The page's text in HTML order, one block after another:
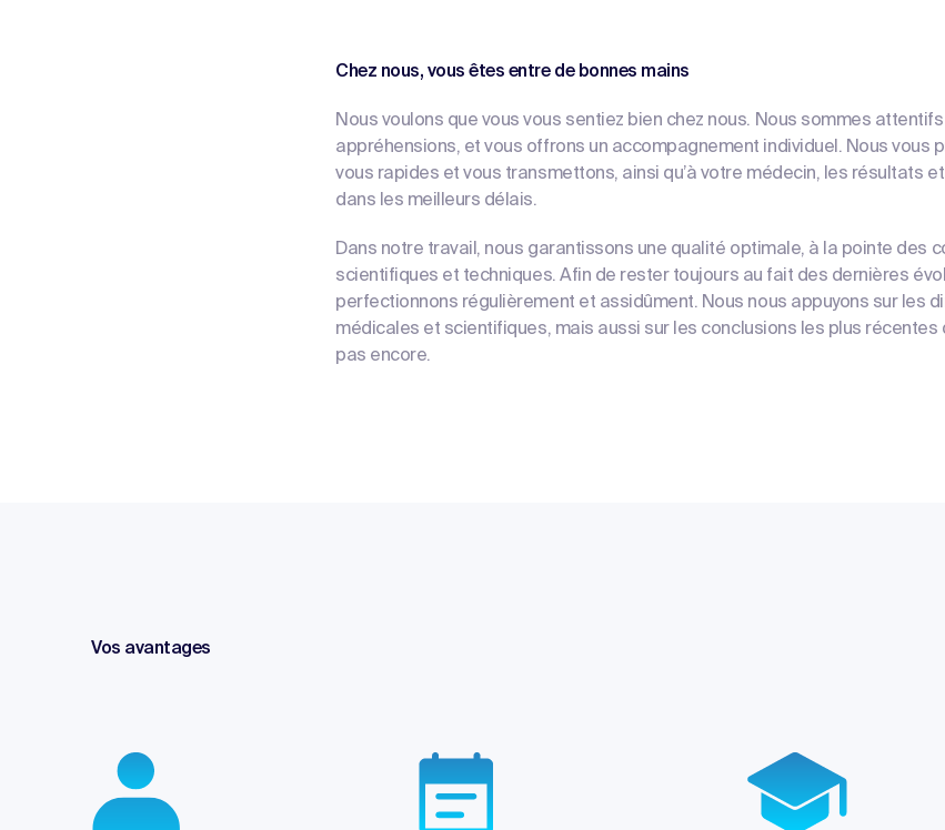
Chez nous, vous êtes entre de bonnes mains
Nous voulons que vous vous sentiez bien chez nous. Nous sommes
appréhensions, et vous offrons un accompagnement individuel. Nous vous
vous rapides et vous transmettons, ainsi qu’à votre médecin, les résultats
dans les meilleurs délais.
Dans notre travail, nous garantissons une qualité optimale, à la pointe des
scientifiques et techniques. Afin de rester toujours au fait des dernières
perfectionnons régulièrement et assidûment. Nous nous appuyons sur les
médicales et scientifiques, mais aussi sur les conclusions les plus récentes
pas encore.
Vos avantages